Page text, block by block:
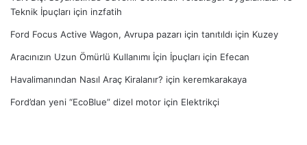
Teknik İpuçları için inzfatih
Ford Focus Active Wagon, Avrupa pazarı için tanıtıldı için Kuzey
Aracınızın Uzun Ömürlü Kullanımı İçin İpuçları için Efecan
Havalimanından Nasıl Araç Kiralanır? için keremkarakaya
Ford’dan yeni “EcoBlue” dizel motor için Elektrikçi